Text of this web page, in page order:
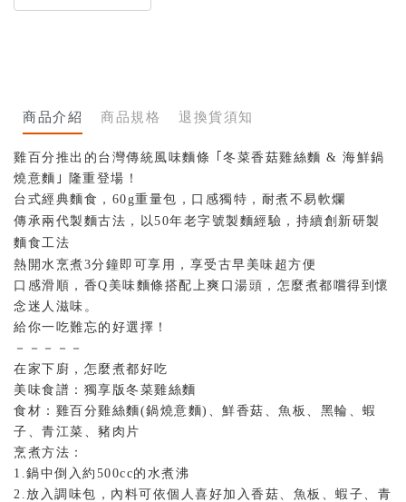
商品介紹 商品規格 退換貨須知
雞百分推出的台灣傳統風味麵條 ｢冬菜香菇雞絲麵 & 海鮮鍋
燒意麵｣ 隆重登場！
台式經典麵食，60g重量包，口感獨特，耐煮不易軟爛
傳承兩代製麵古法，以50年老字號製麵經驗，持續創新研製
麵食工法
熱開水烹煮3分鐘即可享用，享受古早美味超方便
口感滑順，香Q美味麵條搭配上爽口湯頭，怎麼煮都嚐得到懷
念迷人滋味。
給你一吃難忘的好選擇！
－－－－－
在家下廚，怎麼煮都好吃
美味食譜：獨享版冬菜雞絲麵
食材：雞百分雞絲麵(鍋燒意麵)、鮮香菇、魚板、黑輪、蝦
子、青江菜、豬肉片
烹煮方法：
1.鍋中倒入約500cc的水煮沸
2.放入調味包，內料可依個人喜好加入香菇、魚板、蝦子、青